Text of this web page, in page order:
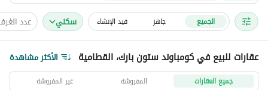
الجميع جاهز قيد الإنشاء سكني عدد
عقارات للبيع في كومباوند ستون بارك، القطامية الأكثر مشاهدة
جميع العقارات المفروشة غير المفروشة